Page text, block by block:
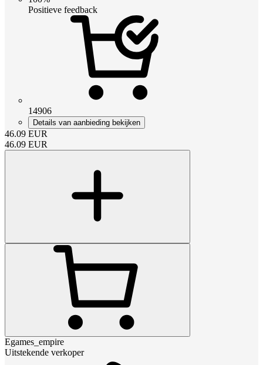
Positieve feedback
14906
Details van aanbieding bekijken
46.09 EUR
46.09 EUR
Egames_empire
Uitstekende verkoper